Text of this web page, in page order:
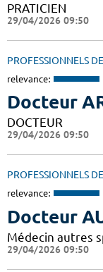
PRATICIEN
29/04/2026 09:50
PROFESSIONNELS
relevance:
Docteur
DOCTEUR
29/04/2026 09:50
PROFESSIONNELS
relevance:
Docteur
Médecin autres
29/04/2026 09:50